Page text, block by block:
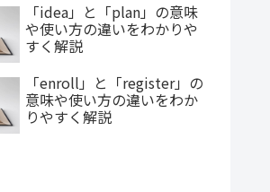
「idea」と「plan」の意味
や使い方の違いをわかりや
すく解説
「enroll」と「register」の
意味や使い方の違いをわか
りやすく解説